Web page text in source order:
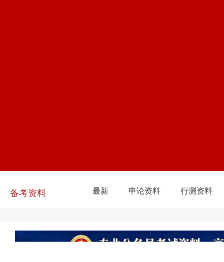
备考资料 最新 申论资料 行测资料